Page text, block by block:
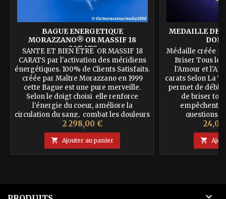
BAGUE ENERGETIQUE
MORAZZANO® OR MASSIF 18
CARATS
SANTE ET BIEN ÊTRE OR MASSIF 18
CARATS par l'activation des méridiens
énergétiques. 100% de Clients Satisfaits.
créée par Maître Morazzano en 1999
cette Bague est une pure merveille.
Selon le doigt choisi elle renforce
l'énergie du coeur, améliore la
circulation du sang, combat les douleurs
de l'Arthrose de la main et des doigts
(permet d'améliorer le...
Prix
2 298,00 €
 Ajouter au panier
MEDAILLE DE
Médaille créée
Briser Tous les
l'Amour et
carats Selon La
permet de
de briser
empêchent
questions
commerciales.
porte sur
Prix
